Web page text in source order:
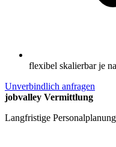
flexibel skalierbar je
Unverbindlich anfragen
jobvalley Vermittlung
Langfristige Personalplanung